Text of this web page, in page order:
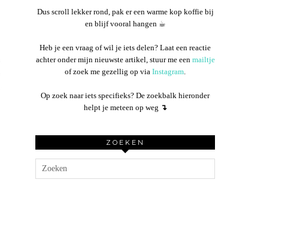
Dus scroll lekker rond, pak er een warme kop koffie bij
en blijf vooral hangen ☕︎
Heb je een vraag of wil je iets delen? Laat een reactie
achter onder mijn nieuwste artikel, stuur me een mailtje
of zoek me gezellig op via Instagram.
Op zoek naar iets specifieks? De zoekbalk hieronder
helpt je meteen op weg ↴
ZOEKEN